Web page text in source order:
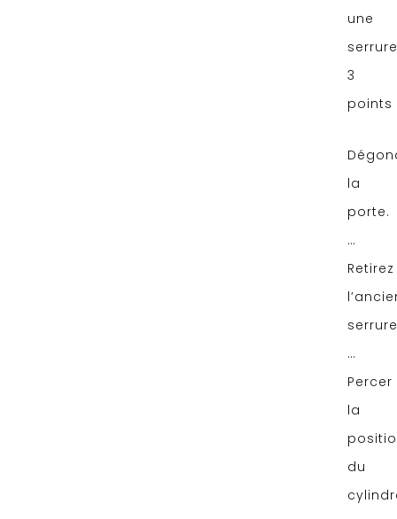
une
serrure
3
points
la
porte.
…
Retirez
…
Percer
la
du